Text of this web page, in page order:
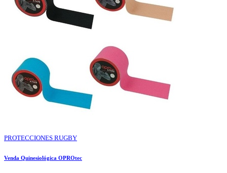
PROTECCIONES RUGBY
Venda Quinesiológica OPROtec